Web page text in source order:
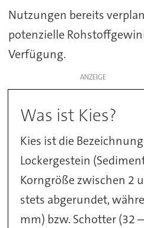
Nutzungen bereits
potenzielle
Verfügung.
ANZEIGE
Was ist Kies?
Kies ist die
Lockergestein
Korngröße zwischen 2
stets abgerundet,
mm) bzw. Schotter (32